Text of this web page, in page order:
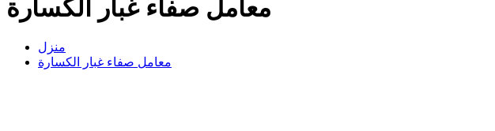
معامل صفاء غبار الكسارة
منزل
معامل صفاء غبار الكسارة